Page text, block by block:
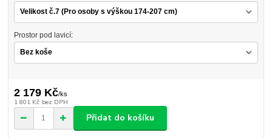
Prostor pod lavicí:
2 179 Kč/ks
1 801 Kč bez DPH
Přidat do košíku